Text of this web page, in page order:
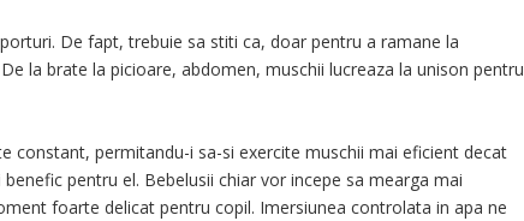
De fapt, trebuie sa stiti ca, doar pentru a ramane la
la brate la picioare, abdomen, muschii lucreaza la unison pentru
constant, permitandu-i sa-si exercite muschii mai eficient decat
pentru el. Bebelusii chiar vor incepe sa mearga mai
foarte delicat pentru copil. Imersiunea controlata in apa ne